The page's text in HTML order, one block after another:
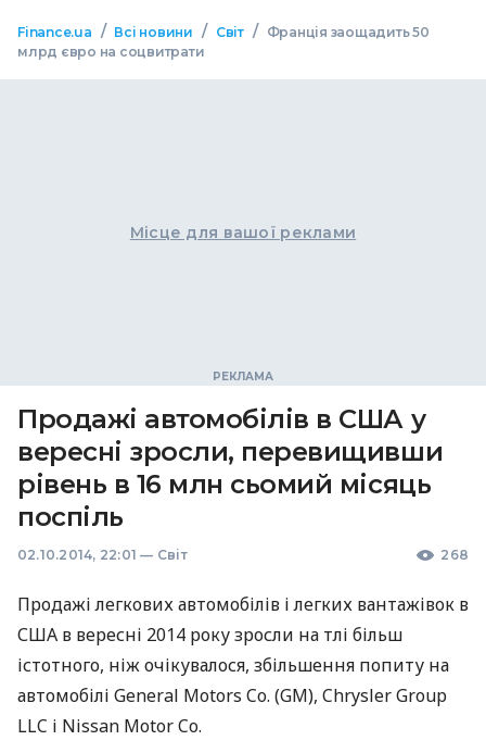
Finance.ua / Всі новини / Світ /
Франція заощадить 50
млрд євро на соцвитрати
Місце для вашої реклами
Продажі автомобілів в США у
вересні зросли, перевищивши
рівень в 16 млн сьомий місяць
поспіль
02.10.2014, 22:01 — Світ 268
Продажі легкових автомобілів і легких вантажівок в
США в вересні 2014 року зросли на тлі більш
істотного, ніж очікувалося, збільшення попиту на
автомобілі General Motors Co. (GM), Chrysler Group
LLC і Nissan Motor Co.